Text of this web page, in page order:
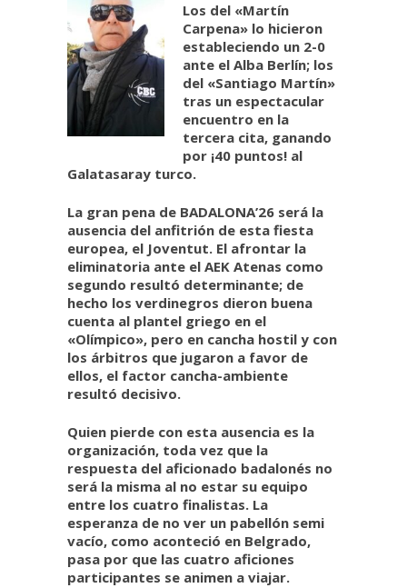
Los del «Martín
Carpena» lo hicieron
estableciendo un 2-0
ante el Alba Berlín; los
del «Santiago Martín»
tras un espectacular
encuentro en la
tercera cita, ganando
por ¡40 puntos! al
Galatasaray turco.
La gran pena de BADALONA’26 será la
ausencia del anfitrión de esta fiesta
europea, el Joventut. El afrontar la
eliminatoria ante el AEK Atenas como
segundo resultó determinante; de
hecho los verdinegros dieron buena
cuenta al plantel griego en el
«Olímpico», pero en cancha hostil y con
los árbitros que jugaron a favor de
ellos, el factor cancha-ambiente
resultó decisivo.
Quien pierde con esta ausencia es la
organización, toda vez que la
respuesta del aficionado badalonés no
será la misma al no estar su equipo
entre los cuatro finalistas. La
esperanza de no ver un pabellón semi
vacío, como aconteció en Belgrado,
pasa por que las cuatro aficiones
participantes se animen a viajar.